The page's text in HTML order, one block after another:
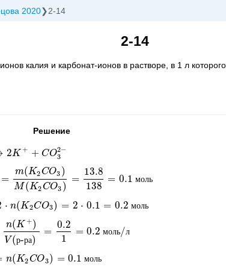
2020 2-14
2-14
калия и карбонат-ионов в растворе, в 1 л
Решение
2K + + CO2−
3
+ +CO 3 -
=
m(K2CO3 )
M (K2CO3 )
=
13.8
138
= 0.1 моль
(K 2CO3)M(K2CO )= 13.8138= 0.1моль
⋅ n(K2CO3) = 2 ⋅ 0.1 = 0.2 моль
C O3)=2⋅0.1=0.2моль
n(K +)
V (р-ра)
=
0.2
1
= 0.2 моль/л
)V(р-ра)=0.21 =0.2 моль/л
n(K2CO3) = 0.1 моль
2CO3)=0.1моль